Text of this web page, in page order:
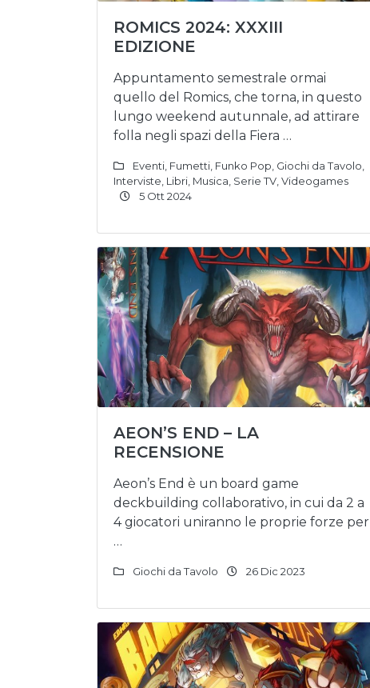
ROMICS 2024: XXXIII
EDIZIONE
Appuntamento semestrale ormai
quello del Romics, che torna, in questo
lungo weekend autunnale, ad attirare
folla negli spazi della Fiera …
Eventi Fumetti Funko Pop Giochi da Tavolo
Interviste Libri Musica Serie TV Videogames
5 Ott 2024
AEON’S END – LA
RECENSIONE
Aeon’s End è un board game
deckbuilding collaborativo, in cui da 2 a
4 giocatori uniranno le proprie forze per
…
Giochi da Tavolo 26 Dic 2023